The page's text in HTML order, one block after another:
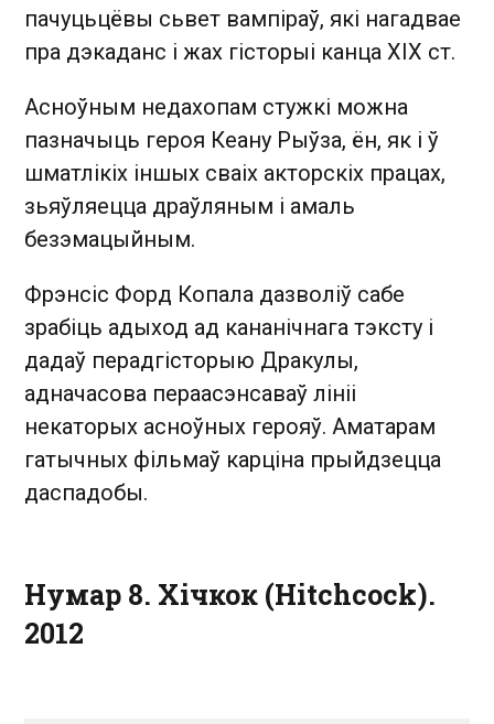
пачуцьцёвы сьвет вампіраў, які нагадвае
пра дэкаданс і жах гісторыі канца ХІХ ст.
Асноўным недахопам стужкі можна
пазначыць героя Кеану Рыўза, ён, як і ў
шматлікіх іншых сваіх акторскіх працах,
зьяўляецца драўляным і амаль
безэмацыйным.
Фрэнсіс Форд Копала дазволіў сабе
зрабіць адыход ад кананічнага тэксту і
дадаў перадгісторыю Дракулы,
адначасова пераасэнсаваў лініі
некаторых асноўных герояў. Аматарам
гатычных фільмаў карціна прыйдзецца
даспадобы.
Нумар 8. Хічкок (Hitchcock).
2012